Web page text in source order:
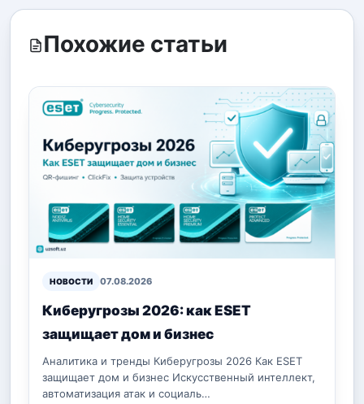
Похожие статьи
НОВОСТИ 07.08.2026
Киберугрозы 2026: как ESET
защищает дом и бизнес
Аналитика и тренды Киберугрозы 2026 Как ESET
защищает дом и бизнес Искусственный интеллект,
автоматизация атак и социаль…